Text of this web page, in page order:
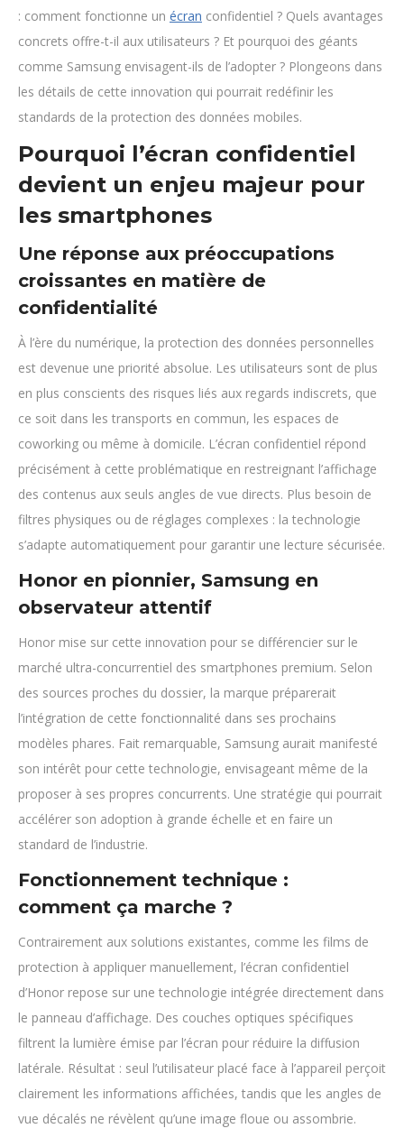
: comment fonctionne un écran confidentiel ? Quels avantages
concrets offre-t-il aux utilisateurs ? Et pourquoi des géants
comme Samsung envisagent-ils de l’adopter ? Plongeons dans
les détails de cette innovation qui pourrait redéfinir les
standards de la protection des données mobiles.
Pourquoi l’écran confidentiel
devient un enjeu majeur pour
les smartphones
Une réponse aux préoccupations
croissantes en matière de
confidentialité
À l’ère du numérique, la protection des données personnelles
est devenue une priorité absolue. Les utilisateurs sont de plus
en plus conscients des risques liés aux regards indiscrets, que
ce soit dans les transports en commun, les espaces de
coworking ou même à domicile. L’écran confidentiel répond
précisément à cette problématique en restreignant l’affichage
des contenus aux seuls angles de vue directs. Plus besoin de
filtres physiques ou de réglages complexes : la technologie
s’adapte automatiquement pour garantir une lecture sécurisée.
Honor en pionnier, Samsung en
observateur attentif
Honor mise sur cette innovation pour se différencier sur le
marché ultra-concurrentiel des smartphones premium. Selon
des sources proches du dossier, la marque préparerait
l’intégration de cette fonctionnalité dans ses prochains
modèles phares. Fait remarquable, Samsung aurait manifesté
son intérêt pour cette technologie, envisageant même de la
proposer à ses propres concurrents. Une stratégie qui pourrait
accélérer son adoption à grande échelle et en faire un
standard de l’industrie.
Fonctionnement technique :
comment ça marche ?
Contrairement aux solutions existantes, comme les films de
protection à appliquer manuellement, l’écran confidentiel
d’Honor repose sur une technologie intégrée directement dans
le panneau d’affichage. Des couches optiques spécifiques
filtrent la lumière émise par l’écran pour réduire la diffusion
latérale. Résultat : seul l’utilisateur placé face à l’appareil perçoit
clairement les informations affichées, tandis que les angles de
vue décalés ne révèlent qu’une image floue ou assombrie.